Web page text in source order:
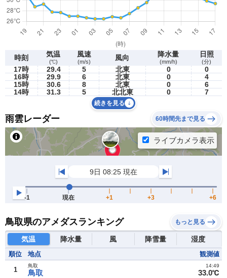
時刻 気温
(℃)
風速
(m/s) 風向 降水量
(mm/h)
日照
(分)
17時 29.4 5 北東 0
0
16時
29.9 6 北東 0
4
15時
30.6 8 北東 0
6
14時
31.3 5 北北東 0 7
続きを見る
雨雲レーダー 60時間先まで見る
鳥取県のアメダスランキング もっと見る
気温 降水量 風 降雪量 湿度
順位 地点 観測値
1 鳥取
鳥取
33.0℃
14:49